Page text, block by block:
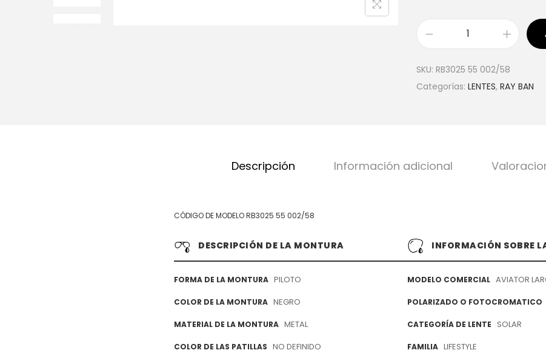
SKU: RB3025 55 002/58
Categorías: LENTES, RAY BAN
Descripción Información adicional
CÓDIGO DE MODELO RB3025 55 002/58
DESCRIPCIÓN DE LA MONTURA
FORMA DE LA MONTURA PILOTO
COLOR DE LA MONTURA NEGRO
MATERIAL DE LA MONTURA METAL
COLOR DE LAS PATILLAS NO DEFINIDO
INFORMACIÓN SOBRE
MODELO COMERCIAL AVIATOR
POLARIZADO O FOTOCROMATICO
CATEGORÍA DE LENTE SOLAR
FAMILIA LIFESTYLE